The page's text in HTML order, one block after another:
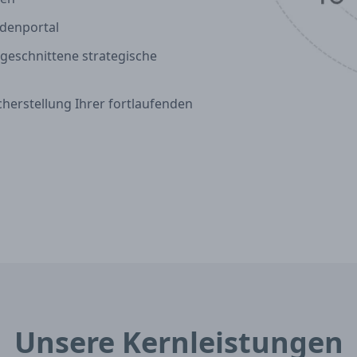
strategische
Ihrer fortlaufenden
Unsere Kernleistungen